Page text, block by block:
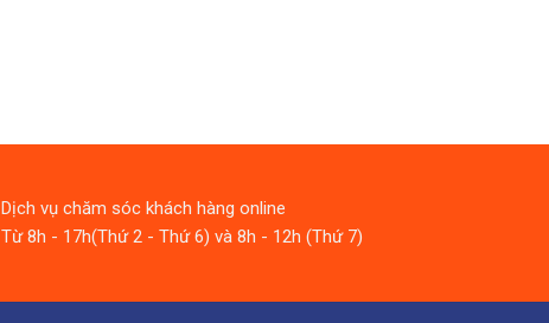
Dịch vụ chăm sóc khách hàng online
Từ 8h - 17h(Thứ 2 - Thứ 6) và 8h - 12h (Thứ 7)